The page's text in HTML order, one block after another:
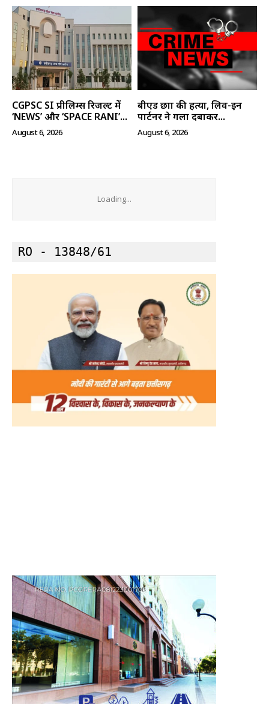
मुख्य पेज
हमारे बारे में
संपर्क करें
CGPSC SI प्रीलिम्स रिजल्ट में
‘NEWS’ और ‘SPACE RANI’...
August 6, 2026
बीएड छात्रा की हत्या, लिव-इन
पार्टनर ने गला दबाकर...
August 6, 2026
Loading...
RO - 13848/61